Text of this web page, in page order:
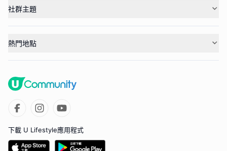
社群主題
熱門地點
下載 U Lifestyle應用程式